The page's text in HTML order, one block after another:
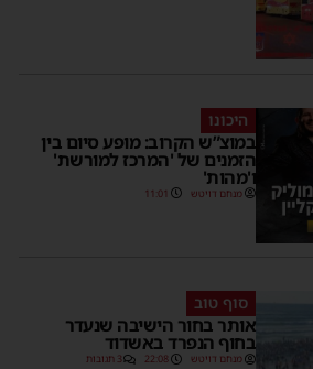
היכונו
במוצ”ש הקרוב: מופע סיום בין
הזמנים של 'המרכז למורשת'
ו'מהות'
מנחם דויטש 11:01
סוף טוב
אותר בחור הישיבה שנעדר
בחוף הנפרד באשדוד
מנחם דויטש 22:08 3 תגובות